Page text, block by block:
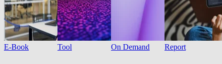
E-Book Tool On Demand Report